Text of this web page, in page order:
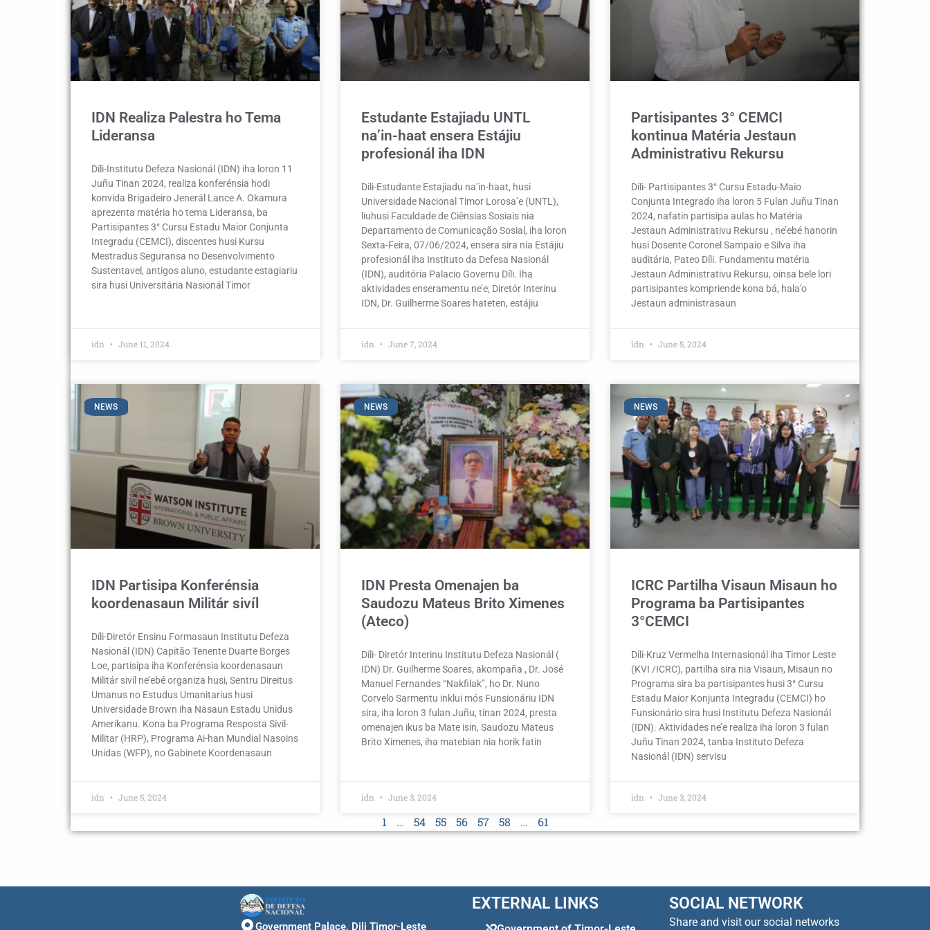
IDN Realiza Palestra ho Tema
Lideransa
Díli-Institutu Defeza Nasionál (IDN) iha loron 11
Juñu Tinan 2024, realiza konferénsia hodi
konvida Brigadeiro Jenerál Lance A. Okamura
aprezenta matéria ho tema Lideransa, ba
Partisipantes 3° Cursu Estadu Maior Conjunta
Integradu (CEMCI), discentes husi Kursu
Mestradus Seguransa no Desenvolvimento
Sustentavel, antigos aluno, estudante estagiariu
sira husi Universitária Nasionál Timor
idn June 11, 2024
Estudante Estajiadu UNTL
na’in-haat ensera Estájiu
profesionál iha IDN
Dili-Estudante Estajiadu na’in-haat, husi
Universidade Nacional Timor Lorosa’e (UNTL),
liuhusi Faculdade de Ciênsias Sosiais nia
Departamento de Comunicação Sosial, iha loron
Sexta-Feira, 07/06/2024, ensera sira nia Estájiu
profesionál iha Instituto da Defesa Nasionál
(IDN), auditória Palacio Governu Díli. Iha
aktividades enseramentu ne’e, Diretór Interinu
IDN, Dr. Guilherme Soares hateten, estájiu
idn June 7, 2024
Partisipantes 3° CEMCI
kontinua Matéria Jestaun
Administrativu Rekursu
Díli- Partisipantes 3° Cursu Estadu-Maio
Conjunta Integrado iha loron 5 Fulan Juñu Tinan
2024, nafatin partisipa aulas ho Matéria
Jestaun Administrativu Rekursu , ne’ebé hanorin
husi Dosente Coronel Sampaio e Silva iha
auditária, Pateo Díli. Fundamentu matéria
Jestaun Administrativu Rekursu, oinsa bele lori
partisipantes kompriende kona bá, hala’o
Jestaun administrasaun
idn June 5, 2024
NEWS
IDN Partisipa Konferénsia
koordenasaun Militár sivíl
Díli-Diretór Ensinu Formasaun Institutu Defeza
Nasionál (IDN) Capitão Tenente Duarte Borges
Loe, partisipa iha Konferénsia koordenasaun
Militár sivíl ne’ebé organiza husi, Sentru Direitus
Umanus no Estudus Umanitarius husi
Universidade Brown iha Nasaun Estadu Unidus
Amerikanu. Kona ba Programa Resposta Sivil-
Militar (HRP), Programa Ai-han Mundial Nasoins
Unidas (WFP), no Gabinete Koordenasaun
idn June 5, 2024
NEWS
IDN Presta Omenajen ba
Saudozu Mateus Brito Ximenes
(Ateco)
Díli- Diretór Interinu Institutu Defeza Nasionál (
IDN) Dr. Guilherme Soares, akompaña , Dr. José
Manuel Fernandes “Nakfilak”, ho Dr. Nuno
Corvelo Sarmentu inklui mós Funsionáriu IDN
sira, iha loron 3 fulan Juñu, tinan 2024, presta
omenajen ikus ba Mate isin, Saudozu Mateus
Brito Ximenes, iha matebian nia horik fatin
idn June 3, 2024
NEWS
ICRC Partilha Visaun Misaun ho
Programa ba Partisipantes
3°CEMCI
Díli-Kruz Vermelha Internasionál iha Timor Leste
(KVI /ICRC), partilha sira nia Visaun, Misaun no
Programa sira ba partisipantes husi 3° Cursu
Estadu Maior Konjunta Integradu (CEMCI) ho
Funsionário sira husi Institutu Defeza Nasionál
(IDN). Aktividades ne’e realiza iha loron 3 fulan
Juñu Tinan 2024, tanba Instituto Defeza
Nasionál (IDN) servisu
idn June 3, 2024
1 … 54 55 56 57 58 … 61
Government Palace, Dili Timor-Leste
EXTERNAL LINKS SOCIAL NETWORK
Share and visit our social networks